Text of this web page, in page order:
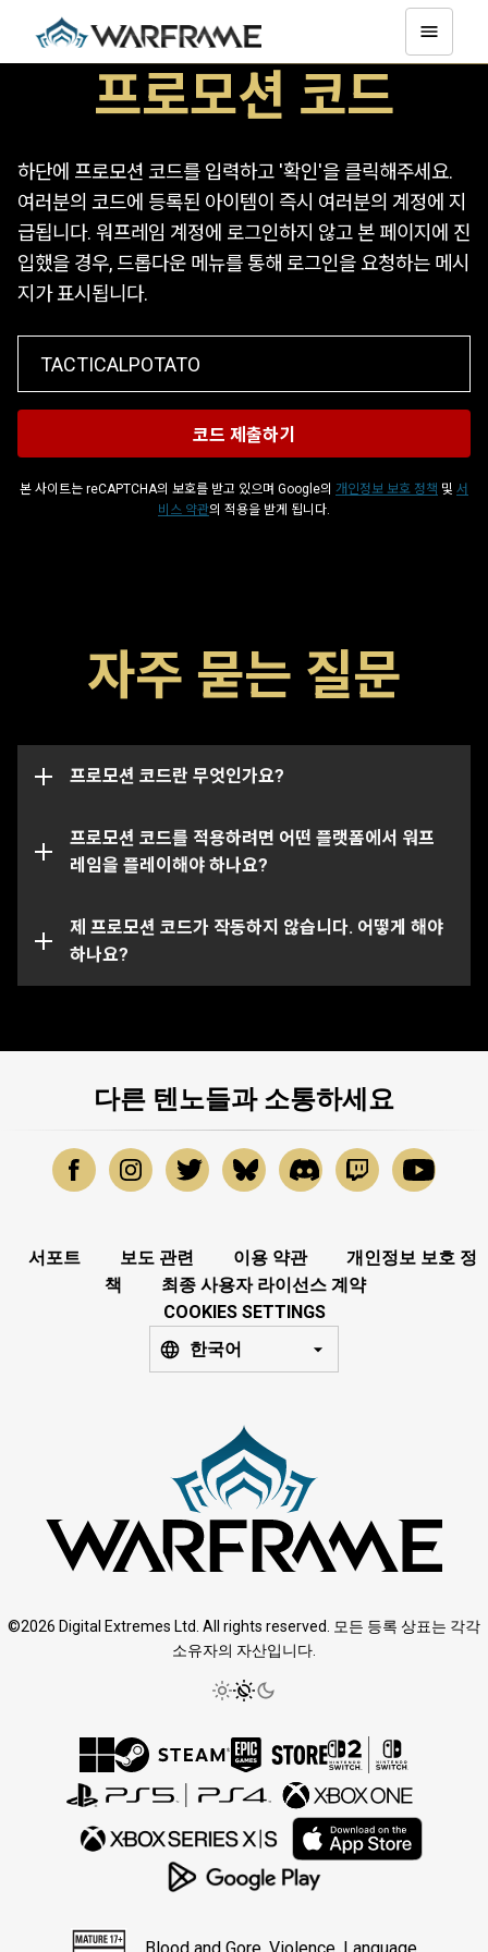
프로모션 코드
하단에 프로모션 코드를 입력하고 '확인'을 클릭해주세요.
여러분의 코드에 등록된 아이템이 즉시 여러분의 계정에 지
급됩니다. 워프레임 계정에 로그인하지 않고 본 페이지에 진
입했을 경우, 드롭다운 메뉴를 통해 로그인을 요청하는 메시
지가 표시됩니다.
본 사이트는 reCAPTCHA의 보호를 받고 있으며 Google의 개인정보 보호 정책 및 서
비스 약관의 적용을 받게 됩니다.
자주 묻는 질문
프로모션 코드란 무엇인가요?
이템을 해금할 수 있는 특수 코드입니다. 코드에는 일반적
으로 해당 날짜까지 사용할 수 있는 만료일이 존재하며 만
계정에 한정으로 연결될 수도 있으며, 이 경우 본래 코드가
전송된 계정에서만 작동됩니다.
프로모션 코드를 적용하려면 어떤 플랫폼에서 워프
레임을 플레이해야 하나요?
이 프로모션 코드 페이지에서는 여러분의 워프레임 계정이
참조해주시기 바랍니다. 여러분이 선택한 플랫폼에 연결된
계정에 올바르게 로그인되어 있는지 꼭 확인해주세요.
제 프로모션 코드가 작동하지 않습니다. 어떻게 해야
하나요?
있습니다. 특정 문제에 대한 추가 지원이 필요하신 경우,서
포트 팀에 문의를 제출해주세요.
다른 텐노들과 소통하세요
서포트 보도 관련 이용 약관
개인정보 보호 정
책
최종 사용자 라이선스 계약
COOKIES SETTINGS
한국어
©2026 Digital Extremes Ltd. All rights reserved. 모든 등록 상표는 각각
소유자의 자산입니다.